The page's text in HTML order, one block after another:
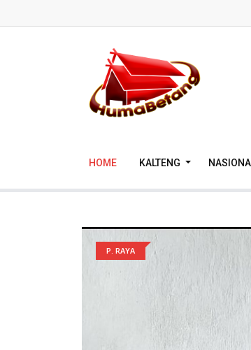
HOME KALTENG
P. RAYA